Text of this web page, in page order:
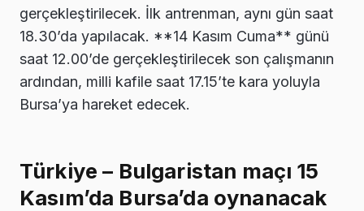
gerçekleştirilecek. İlk antrenman, aynı gün saat
18.30’da yapılacak. **14 Kasım Cuma** günü
saat 12.00’de gerçekleştirilecek son çalışmanın
ardından, milli kafile saat 17.15’te kara yoluyla
Bursa’ya hareket edecek.
Türkiye – Bulgaristan maçı 15
Kasım’da Bursa’da oynanacak